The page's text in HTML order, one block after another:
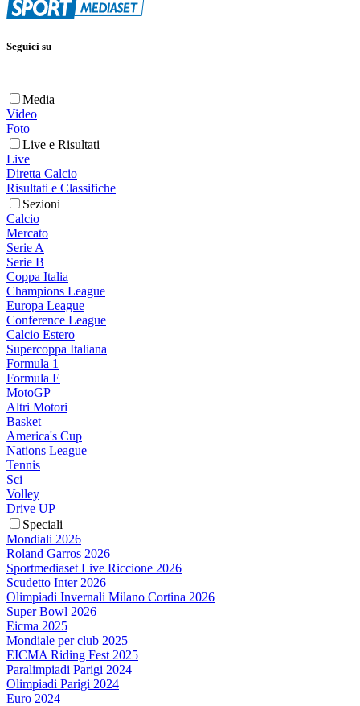
Seguici su
Media
Video
Foto
Live e Risultati
Live
Diretta Calcio
Risultati e Classifiche
Sezioni
Calcio
Mercato
Serie A
Serie B
Coppa Italia
Champions League
Europa League
Conference League
Calcio Estero
Supercoppa Italiana
Formula 1
Formula E
MotoGP
Altri Motori
Basket
America's Cup
Nations League
Tennis
Sci
Volley
Drive UP
Speciali
Mondiali 2026
Roland Garros 2026
Sportmediaset Live Riccione 2026
Scudetto Inter 2026
Olimpiadi Invernali Milano Cortina 2026
Super Bowl 2026
Eicma 2025
Mondiale per club 2025
EICMA Riding Fest 2025
Paralimpiadi Parigi 2024
Olimpiadi Parigi 2024
Euro 2024